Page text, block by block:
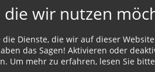
die wir nutzen
die Dienste, die wir auf dieser
das Sagen! Aktivieren oder
Um mehr zu erfahren, lesen Sie